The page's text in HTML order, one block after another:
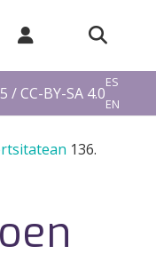
/ CC-BY-SA 4.0
ES
EN
136.